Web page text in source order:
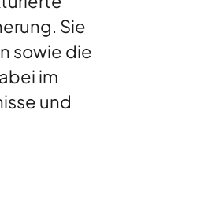
Sie
sowie die
im
und